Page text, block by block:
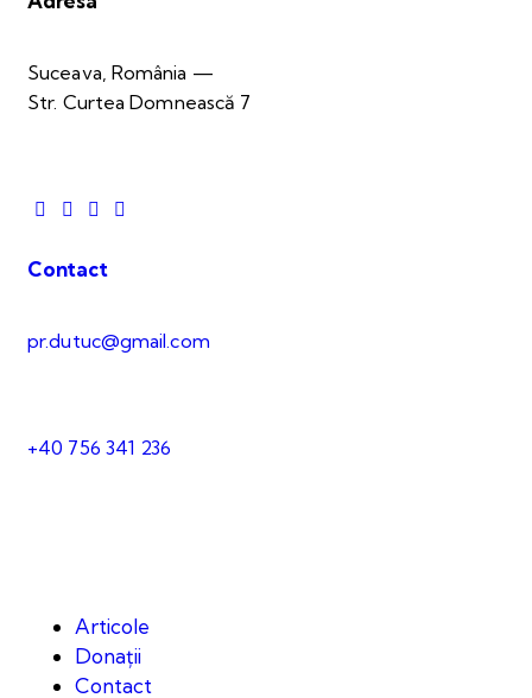
Suceava, România —
Str. Curtea Domnească 7
Contact
pr.dutuc@gmail.com
+40 756 341 236
Articole
Donații
Contact